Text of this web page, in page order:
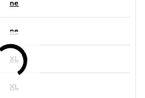
ne
ne
XL
XL